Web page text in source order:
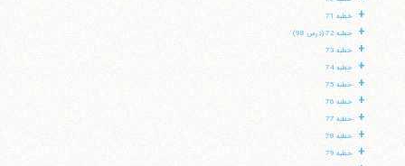
+ خطبه 71
+ خطبه 72 (درس 98)
+ خطبه 73
+ خطبه 74
+ خطبه 75
+ خطبه 76
+ خطبه 77
+ خطبه 78
+ خطبه 79